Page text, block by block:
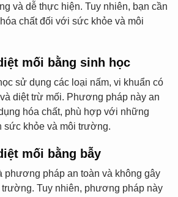
và dễ thực hiện. Tuy nhiên, bạn cần
chất đối với sức khỏe và môi
mối bằng sinh học
sử dụng các loại nấm, vi khuẩn có
diệt trừ mối. Phương pháp này an
hóa chất, phù hợp với những
sức khỏe và môi trường.
mối bằng bẫy
phương pháp an toàn và không gây
Tuy nhiên, phương pháp này